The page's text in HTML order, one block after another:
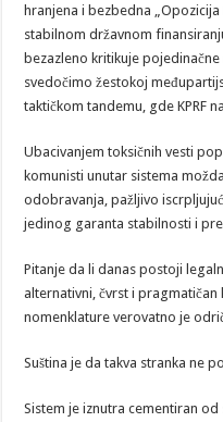
hranjena i bezbedna
stabilnom državnom
bezazleno kritikuje
svedočimo žestokoj
taktičkom tandemu, gde KPRF
Ubacivanjem toksičnih vesti
komunisti unutar sistema
odobravanja, pažljivo
jedinog garanta stabilnosti i
Pitanje da li danas postoji
alternativni, čvrst i
nomenklature verovatno je
Suština je da takva stranka ne
Sistem je iznutra cementiran